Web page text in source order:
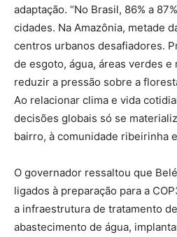
adaptação. “No Brasil, 86% a
cidades. Na Amazônia, metade
centros urbanos desafiadores.
de esgoto, água, áreas verdes
reduzir a pressão sobre a
Ao relacionar clima e vida
decisões globais só se
bairro, à comunidade ribeirinha
O governador ressaltou que
ligados à preparação para a
a infraestrutura de tratamento
abastecimento de água,